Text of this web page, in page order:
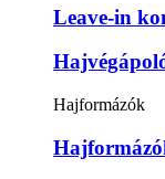
Leave-in
Hajformázók